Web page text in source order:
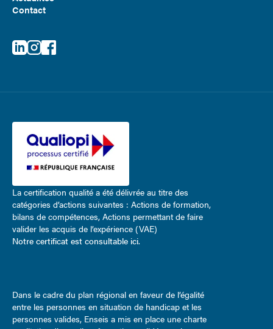
Contact
La certification qualité a été délivrée au titre des
catégories d’actions suivantes : Actions de formation,
bilans de compétences, Actions permettant de faire
valider les acquis de l’expérience (VAE)
Notre certificat est consultable ici.
Dans le cadre du plan régional en faveur de l’égalité
entre les personnes en situation de handicap et les
personnes valides, Enseis a mis en place une charte